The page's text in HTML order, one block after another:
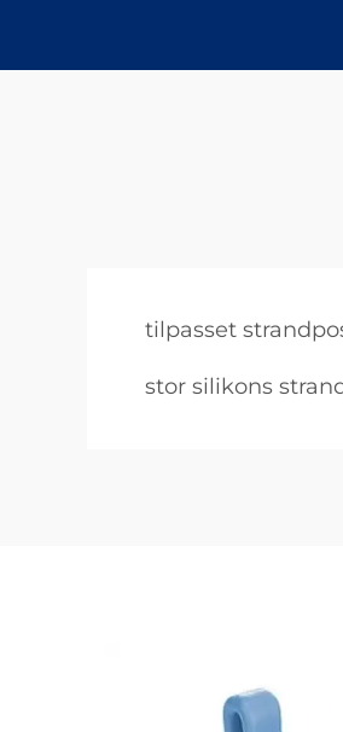
tilpasset
stor silikons